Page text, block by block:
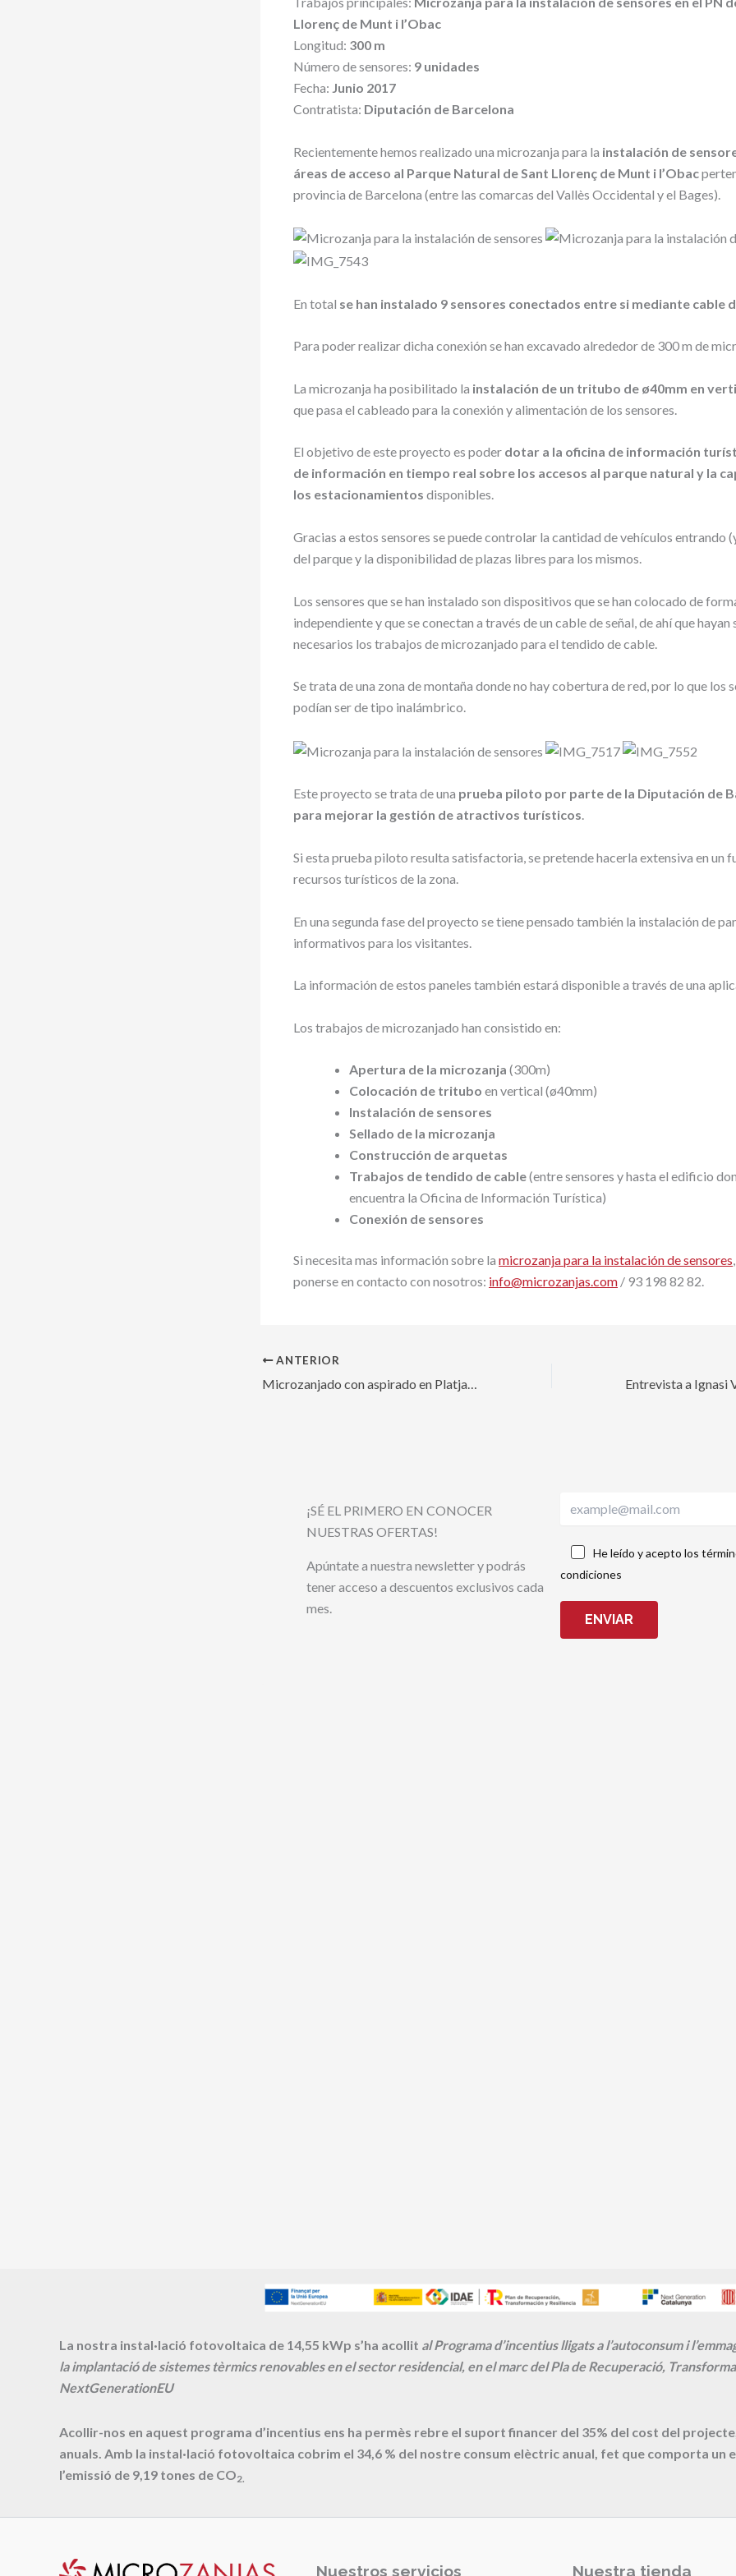
Llorenç de Munt i l’Obac
Longitud: 300 m
Número de sensores: 9 unidades
Fecha: Junio 2017
Contratista: Diputación de Barcelona
Recientemente hemos realizado una microzanja para la instalación de
áreas de acceso al Parque Natural de Sant Llorenç de Munt i l’Obac
provincia de Barcelona (entre las comarcas del Vallès Occidental y el Bages).
En total se han instalado 9 sensores conectados entre si mediante cable
Para poder realizar dicha conexión se han excavado alrededor de 300 m de
La microzanja ha posibilitado la instalación de un tritubo de ø40mm en
que pasa el cableado para la conexión y alimentación de los sensores.
El objetivo de este proyecto es poder dotar a la oficina de información
de información en tiempo real sobre los accesos al parque natural y la
los estacionamientos disponibles.
Gracias a estos sensores se puede controlar la cantidad de vehículos entrando
del parque y la disponibilidad de plazas libres para los mismos.
Los sensores que se han instalado son dispositivos que se han colocado de
independiente y que se conectan a través de un cable de señal, de ahí que hayan
necesarios los trabajos de microzanjado para el tendido de cable.
Se trata de una zona de montaña donde no hay cobertura de red, por lo que los
podían ser de tipo inalámbrico.
Este proyecto se trata de una prueba piloto por parte de la Diputación de
para mejorar la gestión de atractivos turísticos.
Si esta prueba piloto resulta satisfactoria, se pretende hacerla extensiva en un
recursos turísticos de la zona.
En una segunda fase del proyecto se tiene pensado también la instalación de
informativos para los visitantes.
La información de estos paneles también estará disponible a través de una
Los trabajos de microzanjado han consistido en:
Apertura de la microzanja (300m)
Colocación de tritubo en vertical (ø40mm)
Instalación de sensores
Sellado de la microzanja
Construcción de arquetas
Trabajos de tendido de cable(entre sensores y hasta el edificio
encuentra la Oficina de Información Turística)
Conexión de sensores
Si necesita mas información sobre la microzanja para la instalación de sensores
ponerse en contacto con nosotros: info@microzanjas.com / 93 198 82 82.
ANTERIOR
Microzanjado con aspirado en Platja dAro
¡SÉ EL PRIMERO EN CONOCER
NUESTRAS OFERTAS!
Apúntate a nuestra newsletter y podrás
tener acceso a descuentos exclusivos cada
mes.
He leído y acepto los
condiciones
ENVIAR
La nostra instal·lació fotovoltaica de 14,55 kWp s’ha acollit al Programa d’incentius lligats a l’autoconsum i
la implantació de sistemes tèrmics renovables en el sector residencial, en el marc del Pla de Recuperació,
NextGenerationEU
Acollir-nos en aquest programa d’incentius ens ha permès rebre el suport financer del 35% del cost del
anuals. Amb la instal·lació fotovoltaica cobrim el 34,6 % del nostre consum elèctric anual, fet que comporta
l’emissió de 9,19 tones de CO2.
Nuestros servicios Nuestra tienda